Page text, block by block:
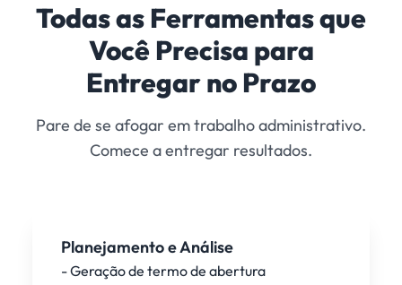
Todas as Ferramentas que
Você Precisa para
Entregar no Prazo
Pare de se afogar em trabalho administrativo.
Comece a entregar resultados.
Planejamento e Análise
- Geração de termo de abertura